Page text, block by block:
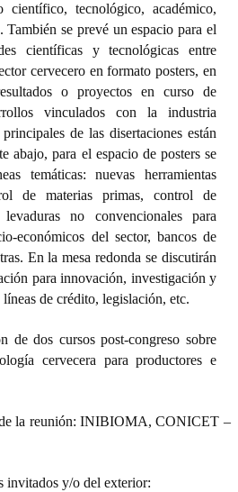
ORGÁNICA
científico, tecnológico, académico,
se prevé un espacio para el
científicas y tecnológicas entre
cervecero en formato posters, en
o proyectos en curso de
vinculados con la industria
de las disertaciones están
abajo, para el espacio de posters se
temáticas: nuevas herramientas
de materias primas, control de
no convencionales para
económicos del sector, bancos de
En la mesa redonda se discutirán
para innovación, investigación y
de crédito, legislación, etc.
de dos cursos post-congreso sobre
cervecera para productores e
la reunión: INIBIOMA, CONICET –
invitados y/o del exterior: